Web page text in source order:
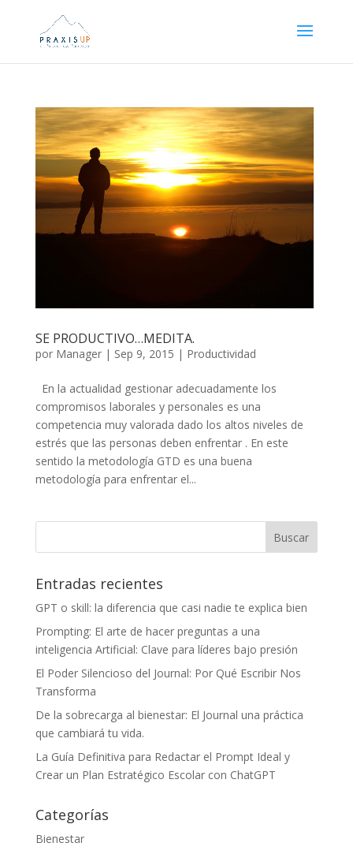
SE PRODUCTIVO…MEDITA.
por Manager| Sep 9, 2015 | Productividad
En la actualidad gestionar adecuadamente los
compromisos laborales y personales es una
competencia muy valorada dado los altos niveles de
estrés que las personas deben enfrentar . En este
sentido la metodología GTD es una buena
metodología para enfrentar el...
Entradas recientes
GPT o skill: la diferencia que casi nadie te explica bien
Prompting: El arte de hacer preguntas a una
inteligencia Artificial: Clave para líderes bajo presión
El Poder Silencioso del Journal: Por Qué Escribir Nos
Transforma
De la sobrecarga al bienestar: El Journal una práctica
que cambiará tu vida.
La Guía Definitiva para Redactar el Prompt Ideal y
Crear un Plan Estratégico Escolar con ChatGPT
Categorías
Bienestar